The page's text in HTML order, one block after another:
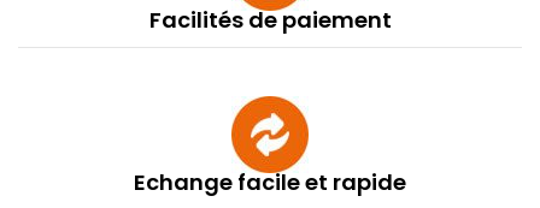
Facilités de paiement
Echange facile et rapide